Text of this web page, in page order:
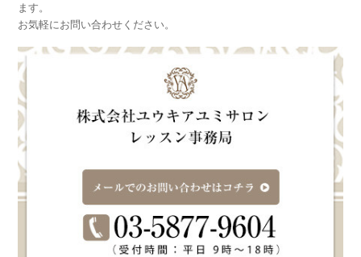
ます。
お気軽にお問い合わせください。